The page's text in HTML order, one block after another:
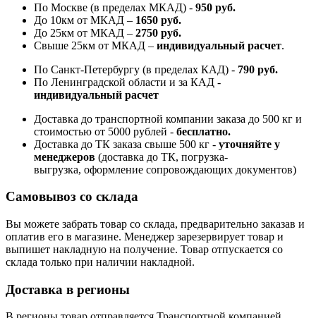
По Москве (в пределах МКАД) - 950 руб.
До 10км от МКАД – 1650 руб.
До 25км от МКАД – 2750 руб.
Свыше 25км от МКАД – индивидуальный расчет.
По Санкт-Петербургу (в пределах КАД) - 790 руб.
По Ленинградской области и за КАД -
индивидуальный расчет
Доставка до транспортной компании заказа до 500 кг и
стоимостью от 5000 рублей - бесплатно.
Доставка до ТК заказа свыше 500 кг - уточняйте у
менеджеров (доставка до ТК, погрузка-
выгрузка, оформление сопровождающих документов)
Самовывоз со склада
Вы можете забрать товар со склада, предварительно заказав и
оплатив его в магазине. Менеджер зарезервирует товар и
выпишет накладную на получение. Товар отпускается со
склада только при наличии накладной.
Доставка в регионы